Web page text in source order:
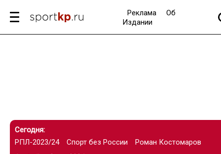
Реклама
Об
Издании
Сегодня:
РПЛ-2023/24
Спорт без России
Роман Костомаров